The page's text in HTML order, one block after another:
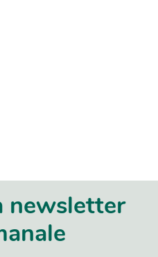
newsletter